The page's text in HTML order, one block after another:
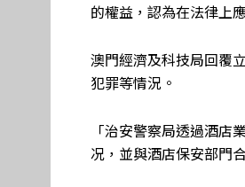
的權益，認為在法律上
澳門經濟及科技局回覆
犯罪等情況。
「治安警察局透過酒
况，並與酒店保安部門